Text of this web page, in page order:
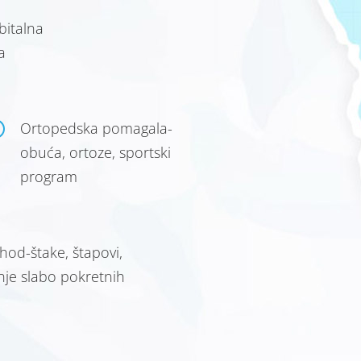
Ortopedska pomagala-
obuća, ortoze, sportski
program
štake, štapovi,
slabo pokretnih